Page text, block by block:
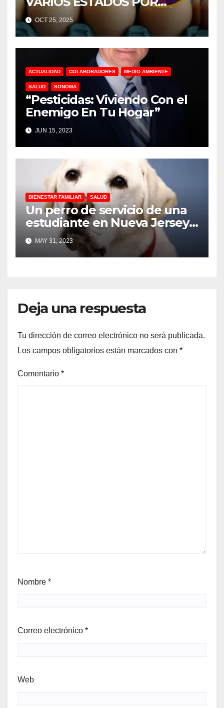
POSIBLE CONTAMINACIÓN
DE SALMONELA
OCT 25, 2025
ACTUALIDAD COLABORADORES MEDIO AMBIENTE
SALUD SONOMA
“Pesticidas: Viviendo Con el
Enemigo En Tu Hogar”
JUN 15, 2023
BIENESTAR FAMILIAR SALUD
Un perro de servicio de una
estudiante en Nueva Jersey
recibió un diploma en la
ceremonia de graduación
MAY 31, 2023
Deja una respuesta
Tu dirección de correo electrónico no será publicada.
Los campos obligatorios están marcados con *
Comentario *
Nombre *
Correo electrónico *
Web